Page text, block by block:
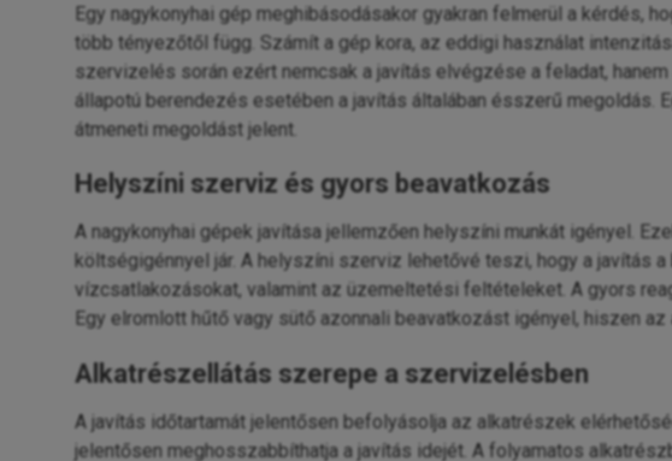
Egy nagykonyhai gép meghibásodásakor gyakran felmerül a kérdés,
több tényezőtől függ. Számít a gép kora, az eddigi használat
szervizelés során ezért nemcsak a javítás elvégzése a feladat,
állapotú berendezés esetében a javítás általában ésszerű megoldás.
átmeneti megoldást jelent.
Helyszíni szerviz és gyors beavatkozás
A nagykonyhai gépek javítása jellemzően helyszíni munkát igényel.
költségigénnyel jár. A helyszíni szerviz lehetővé teszi, hogy a javítás
vízcsatlakozásokat, valamint az üzemeltetési feltételeket. A gyors
Egy elromlott hűtő vagy sütő azonnali beavatkozást igényel, hiszen
Alkatrészellátás szerepe a szervizelésben
A javítás időtartamát jelentősen befolyásolja az alkatrészek
jelentősen meghosszabbíthatja a javítás idejét. A folyamatos